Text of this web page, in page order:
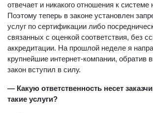
отвечает и никакого отношения к системе
Поэтому теперь в законе установлен
услуг по сертификации либо
связанных с оценкой соответствия, без
аккредитации. На прошлой неделе я
крупнейшие интернет-компании, обратив
закон вступил в силу.
— Какую ответственность несет
такие услуги?